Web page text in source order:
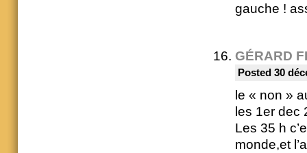
gauche !
GÉRARD
Posted 30
le « non »
les 1er dec
Les 35 h
monde,et